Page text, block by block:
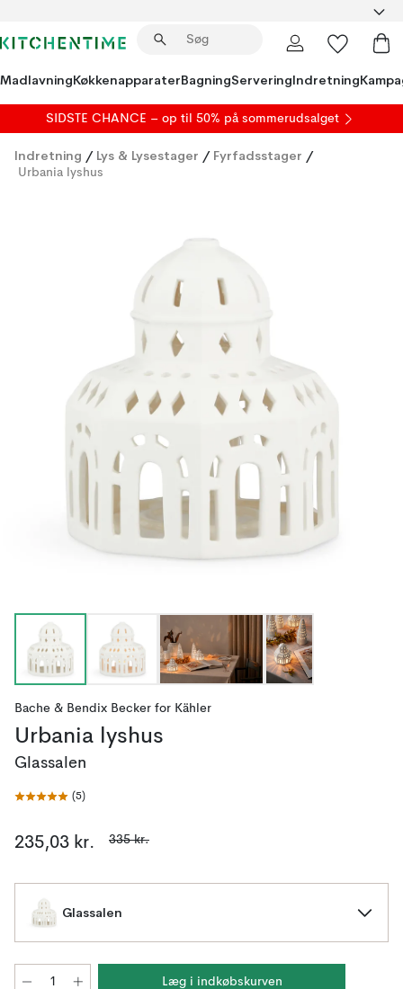
MadlavningKøkkenapparaterBagningServeringIndretning
SIDSTE CHANCE – op til 50% på sommerudsalget
Indretning / Lys & Lysestager / Fyrfadsstager /
Urbania lyshus
Bache & Bendix Becker for Kähler
Urbania lyshus
Glassalen
(5)
235,03 kr. 335 kr.
Glassalen
Læg i indkøbskurven